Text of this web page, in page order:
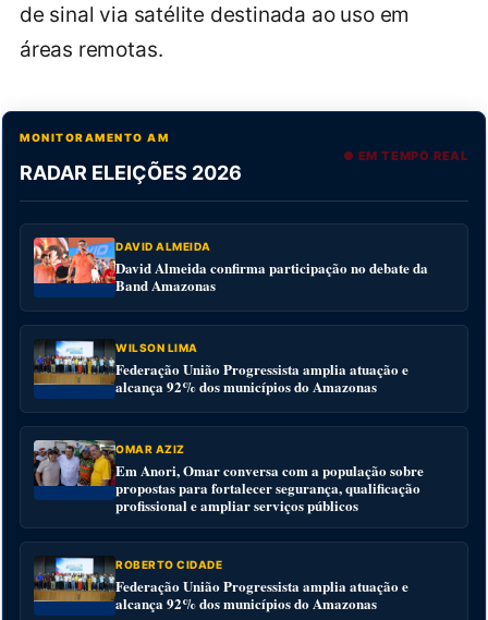
de sinal via satélite destinada ao uso em
áreas remotas.
MONITORAMENTO AM
RADAR ELEIÇÕES 2026
● EM TEMPO REAL
DAVID ALMEIDA
David Almeida confirma participação no debate da
Band Amazonas
WILSON LIMA
Federação União Progressista amplia atuação e
alcança 92% dos municípios do Amazonas
OMAR AZIZ
Em Anori, Omar conversa com a população sobre
propostas para fortalecer segurança, qualificação
profissional e ampliar serviços públicos
ROBERTO CIDADE
Federação União Progressista amplia atuação e
alcança 92% dos municípios do Amazonas